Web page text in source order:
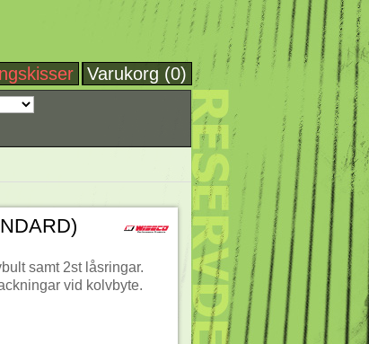
Varukorg (0)
samt 2st låsringar.
vid kolvbyte.